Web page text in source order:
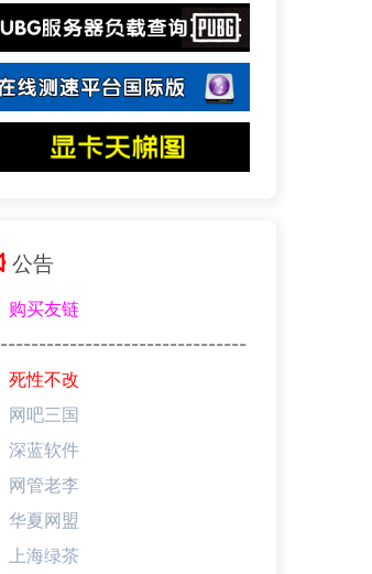
公告
购买友链
死性不改
网吧三国
深蓝软件
网管老李
华夏网盟
上海绿茶